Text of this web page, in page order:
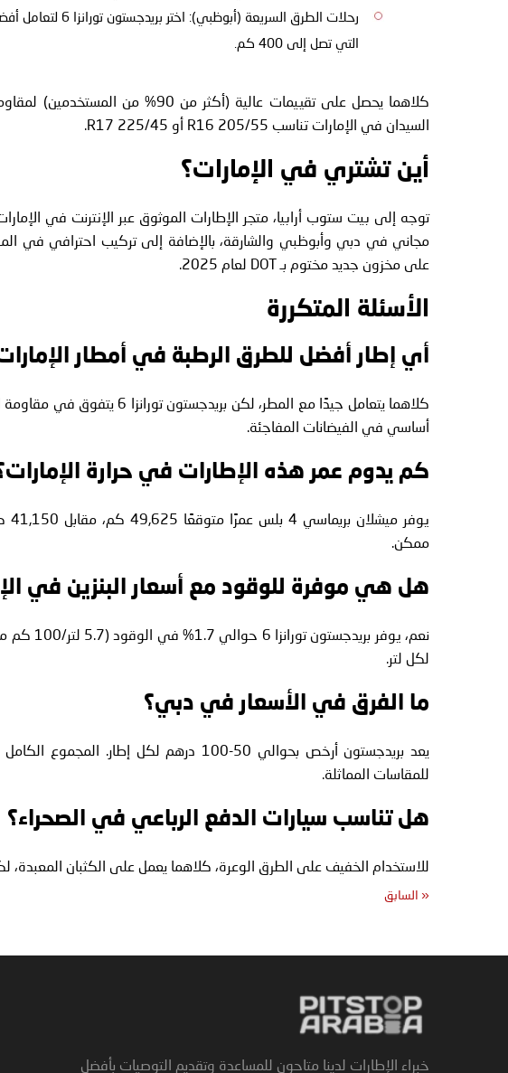
رحلات الطرق
التي تصل إلى 400 كم.
كلاهما يحصل على تقييمات عالية (أكثر
السيدان في الإمارات تناسب 205/55 R16 أو 225/45 R17.
أين تشتري في الإمارات؟
مجاني في دبي وأبوظبي والشارقة، بالإضافة إلى تركيب احترافي في
على مخزون جديد مختوم بـ DOT لعام 2025.
الأسئلة المتكررة
أي إطار أفضل للطرق الرطبة في أمطار
أساسي في الفيضانات المفاجئة.
كم يدوم عمر هذه الإطارات في حرارة
ممكن.
هل هي موفرة للوقود مع أسعار البنزين في
لكل لتر.
ما الفرق في الأسعار في دبي؟
للمقاسات المماثلة.
هل تناسب سيارات الدفع الرباعي في الصحراء؟
للاستخدام الخفيف على الطرق الوعرة، كلاهما يعمل على الكثبان المعبدة،
« السابق
خبراء الإطارات لدينا متاحون للمساعدة وتقديم التوصيات بأفضل